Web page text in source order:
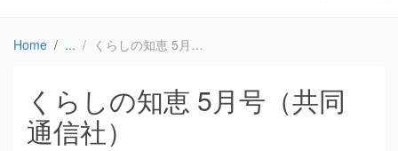
Home くらしの知恵 5月号（共同通信社）
くらしの知恵 5月号（共同
通信社）